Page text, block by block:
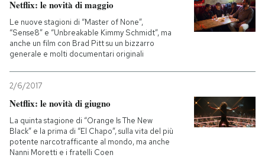
PODCAST
NEWSLETTER
I MIEI PREFERITI
SHOP
Netflix: le novità di maggio
Le nuove stagioni di “Master of None”,
“Sense8” e “Unbreakable Kimmy Schmidt”, ma
anche un film con Brad Pitt su un bizzarro
generale e molti documentari originali
2/6/2017
Netflix: le novità di giugno
La quinta stagione di “Orange Is The New
Black” e la prima di “El Chapo”, sulla vita del più
potente narcotrafficante al mondo, ma anche
Nanni Moretti e i fratelli Coen